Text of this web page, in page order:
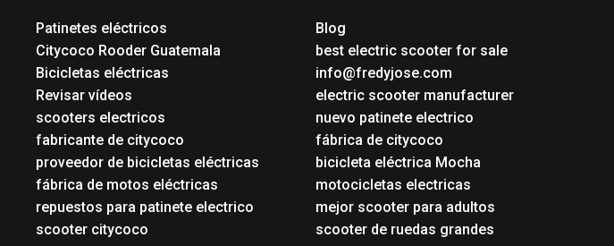
Patinetes eléctricos
Citycoco Rooder Guatemala
Bicicletas eléctricas
Revisar vídeos
scooters electricos
fabricante de citycoco
proveedor de bicicletas eléctricas
fábrica de motos eléctricas
repuestos para patinete electrico
scooter citycoco
Blog
best electric scooter for sale
info@fredyjose.com
electric scooter manufacturer
nuevo patinete electrico
fábrica de citycoco
bicicleta eléctrica Mocha
motocicletas electricas
mejor scooter para adultos
scooter de ruedas grandes